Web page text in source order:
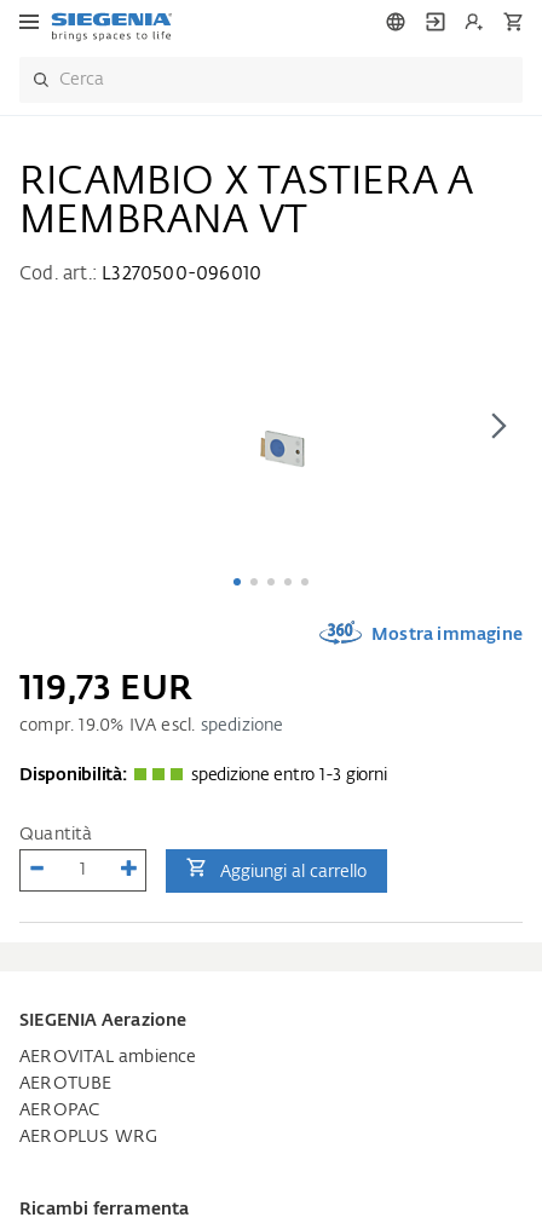
RICAMBIO X TASTIERA A
MEMBRANA VT
Cod. art.: L3270500-096010
Mostra immagine
119,73 EUR
compr.19.0% IVA escl. spedizione
Disponibilità: spedizione entro 1-3 giorni
Quantità
Aggiungi al carrello
SIEGENIA Aerazione
AEROVITAL ambience
AEROTUBE
AEROPAC
AEROPLUS WRG
Ricambi ferramenta